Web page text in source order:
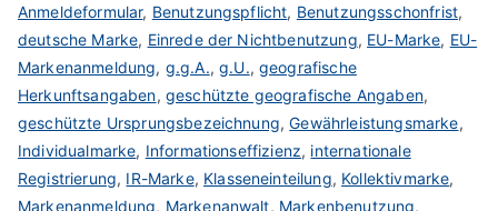
Anmeldeformular, Benutzungspflicht, Benutzungsschonfrist,
deutsche Marke, Einrede der Nichtbenutzung, EU-Marke, EU-
Markenanmeldung, g.g.A.,g.U., geografische
Herkunftsangaben, geschützte geografische Angaben,
geschützte Ursprungsbezeichnung,Gewährleistungsmarke,
Individualmarke, Informationseffizienz, internationale
Registrierung, IR-Marke, Klasseneinteilung, Kollektivmarke,
Markenanmeldung, Markenanwalt, Markenbenutzung,